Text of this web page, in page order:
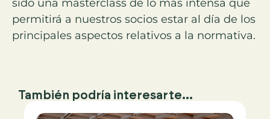
sido una masterclass de lo más intensa que
permitirá a nuestros socios estar al día de los
principales aspectos relativos a la normativa.
También podría interesarte...